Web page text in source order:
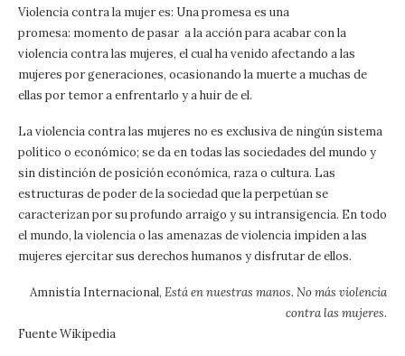
Violencia contra la mujer es: Una promesa es una
promesa: momento de pasar a la acción para acabar con la
violencia contra las mujeres, el cual ha venido afectando a las
mujeres por generaciones, ocasionando la muerte a muchas de
ellas por temor a enfrentarlo y a huir de el.
La violencia contra las mujeres no es exclusiva de ningún sistema
político o económico; se da en todas las sociedades del mundo y
sin distinción de posición económica, raza o cultura. Las
estructuras de poder de la sociedad que la perpetúan se
caracterizan por su profundo arraigo y su intransigencia. En todo
el mundo, la violencia o las amenazas de violencia impiden a las
mujeres ejercitar sus derechos humanos y disfrutar de ellos.
Amnistía Internacional, Está en nuestras manos. No más violencia
contra las mujeres.
Fuente Wikipedia